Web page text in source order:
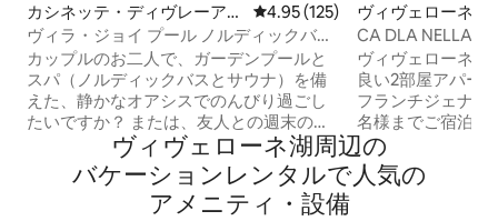
カシネッテ・ディヴレーアの
一軒家
レビュー125件、5つ星中4.95つ
4.95 (125)
ヴィラ・ジョイ プール ノルディックバス
サウナ 専用
カップルのお二人で、ガーデンプールと
スパ（ノルディックバスとサウナ）を備
えた、静かなオアシスでのんびり過ごし
たいですか？ または、友人との週末のひ
とときですか？ 誕生日のお祝いに？ それ
とも記念日のためですか？ または、週末
のプレゼントとして？ それとも旅行です
か？ VILLA GIO'は、まさにあなたのため
ヴィヴェローネの
ン・アパート
CA DLA NELLA ·
アコン
ヴィヴェローネの
良い2部屋アパー
フランチジェナ街
名様までご宿泊い
ブルベッド、リビ
イズのソファベ
🌬️ 湖の素晴らしい
ヴィヴェローネ湖⁠周⁠辺⁠の
バ⁠ケ⁠ー⁠シ⁠ョ⁠ン⁠レ⁠ン⁠タ⁠ル⁠で人⁠気⁠の
ア⁠メ⁠ニ⁠テ⁠ィ⁠・⁠設⁠備